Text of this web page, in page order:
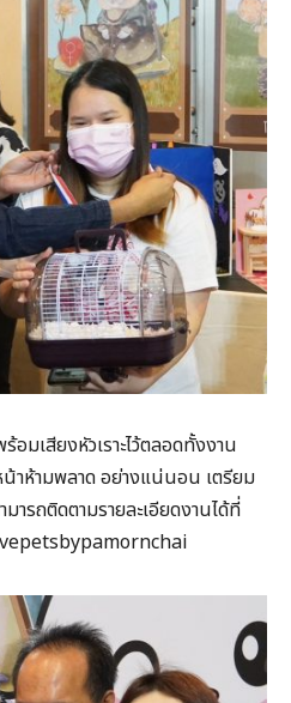
อมเสียงหัวเราะไว้ตลอดทั้งงาน
าห้ามพลาด อย่างแน่นอน เตรียม
ารถติดตามรายละเอียดงานได้ที่